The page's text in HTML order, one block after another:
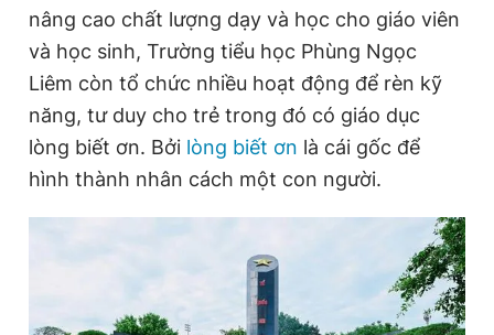
nâng cao chất lượng dạy và học cho giáo viên
và học sinh, Trường tiểu học Phùng Ngọc
Liêm còn tổ chức nhiều hoạt động để rèn kỹ
năng, tư duy cho trẻ trong đó có giáo dục
lòng biết ơn. Bởi lòng biết ơn là cái gốc để
hình thành nhân cách một con người.